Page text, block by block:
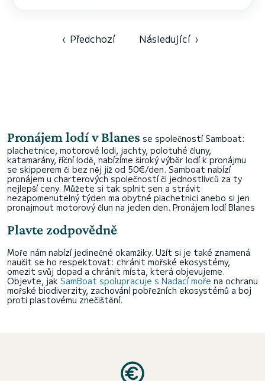
‹ Předchozí Následující ›
Pronájem lodí v Blanes se společností Samboat:
plachetnice, motorové lodi, jachty, polotuhé čluny,
katamarány, říční lodě, nabízíme široký výběr lodí k pronájmu
se skipperem či bez něj již od 50€/den. Samboat nabízí
pronájem u charterových společností či jednostlivců za ty
nejlepší ceny. Můžete si tak splnit sen a strávit
nezapomenutelný týden ma obytné plachetnici anebo si jen
pronajmout motorový člun na jeden den. Pronájem lodí Blanes
Plavte zodpovědně
Moře nám nabízí jedinečné okamžiky. Užít si je také znamená
naučit se ho respektovat: chránit mořské ekosystémy,
omezit svůj dopad a chránit místa, která objevujeme.
Objevte, jak SamBoat spolupracuje s Nadací moře na ochranu
mořské biodiverzity, zachování pobřežních ekosystémů a boj
proti plastovému znečištění.